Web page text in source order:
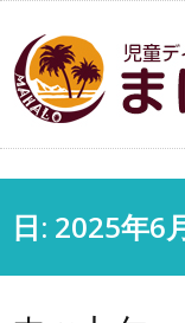
日: 2025年6